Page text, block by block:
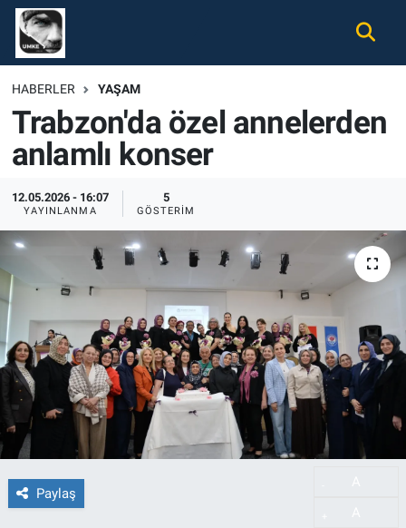
HABERLER YAŞAM
Trabzon'da özel annelerden
anlamlı konser
12.05.2026 - 16:07
YAYINLANMA
5
GÖSTERIM
Paylaş
Gündem
Ekonomi
Spor
Magazin
Tüm Haberler
İletişim
Künye
Nöbetçi Eczaneler
Hava Durumu
Namaz Vakitleri
Trafik Durumu
Süper Lig Puan Durumu ve Fikstür
Tüm Manşetler
Son Dakika Haberleri
Haber Arşivi